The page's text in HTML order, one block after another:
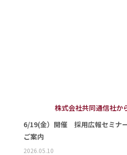
株式会社共同通信社か
6/19(金）開催 採用広報セミナ
ご案内
2026.05.10